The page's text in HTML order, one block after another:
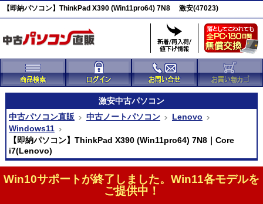
【即納パソコン】ThinkPad X390 (Win11pro64) 7N8 激安(47023)
激安中古パソコン
中古パソコン直販
中古ノートパソコン
Lenovo
Windows11
【即納パソコン】ThinkPad X390 (Win11pro64) 7N8｜Core
i7(Lenovo)
Win10サポートが終了しました。Win11各モデルを
ご提供中！